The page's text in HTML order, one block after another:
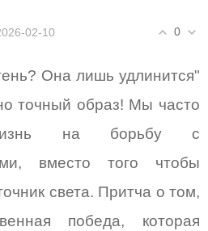
0
02-10
Она лишь удлинится"
точный образ! Мы часто
на борьбу с
вместо того чтобы
света. Притча о том,
победа, которая